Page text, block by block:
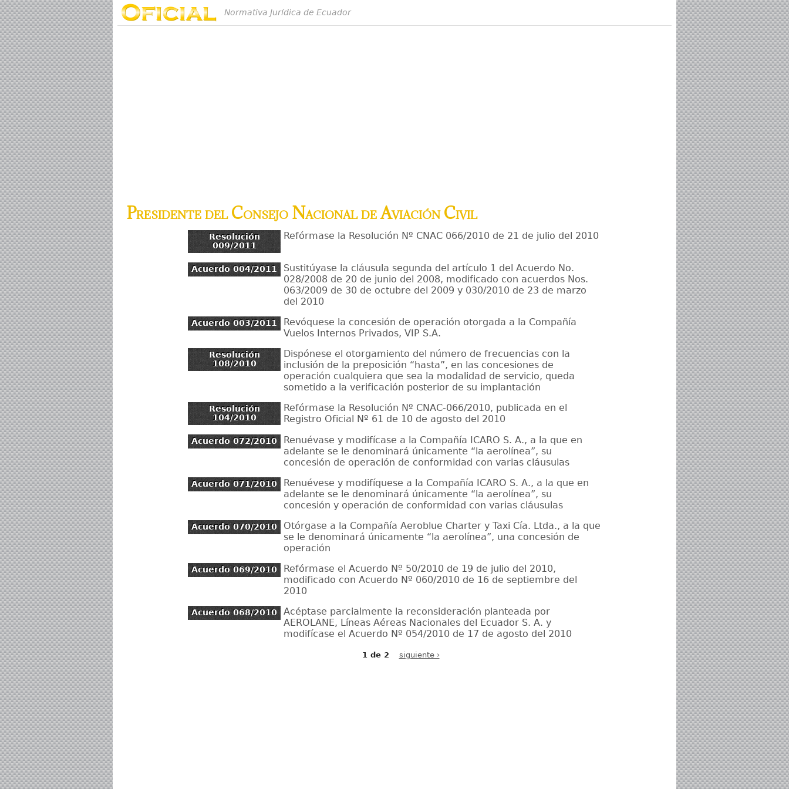
Normativa Jurídica de Ecuador
Presidente del Consejo Nacional de Aviación Civil
Resolución
009/2011
Refórmase la Resolución Nº CNAC 066/2010 de 21 de julio del 2010
Acuerdo 004/2011
Sustitúyase la cláusula segunda del artículo 1 del Acuerdo No.
028/2008 de 20 de junio del 2008, modificado con acuerdos Nos.
063/2009 de 30 de octubre del 2009 y 030/2010 de 23 de marzo
del 2010
Acuerdo 003/2011
Revóquese la concesión de operación otorgada a la Compañía
Vuelos Internos Privados, VIP S.A.
Resolución
108/2010
Dispónese el otorgamiento del número de frecuencias con la
inclusión de la preposición “hasta”, en las concesiones de
operación cualquiera que sea la modalidad de servicio, queda
sometido a la verificación posterior de su implantación
Resolución
104/2010
Refórmase la Resolución Nº CNAC-066/2010, publicada en el
Registro Oficial Nº 61 de 10 de agosto del 2010
Acuerdo 072/2010
Renuévase y modifícase a la Compañía ICARO S. A., a la que en
adelante se le denominará únicamente “la aerolínea”, su
concesión de operación de conformidad con varias cláusulas
Acuerdo 071/2010
Renuévese y modifíquese a la Compañía ICARO S. A., a la que en
adelante se le denominará únicamente “la aerolínea”, su
concesión y operación de conformidad con varias cláusulas
Acuerdo 070/2010
Otórgase a la Compañía Aeroblue Charter y Taxi Cía. Ltda., a la que
se le denominará únicamente “la aerolínea”, una concesión de
operación
Acuerdo 069/2010
Refórmase el Acuerdo Nº 50/2010 de 19 de julio del 2010,
modificado con Acuerdo Nº 060/2010 de 16 de septiembre del
2010
Acuerdo 068/2010
Acéptase parcialmente la reconsideración planteada por
AEROLANE, Líneas Aéreas Nacionales del Ecuador S. A. y
modifícase el Acuerdo Nº 054/2010 de 17 de agosto del 2010
1 de 2 siguiente ›